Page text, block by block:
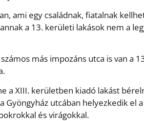
ami egy családnak, fiatalnak
a 13. kerületi lakások nem a
más impozáns utca is van a
a XIII. kerületben kiadó lakást
Gyöngyház utcában helyezkedik
és virágokkal.